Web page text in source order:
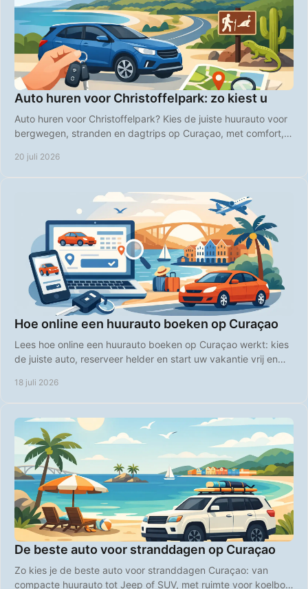
Auto huren voor Christoffelpark: zo kiest u
Auto huren voor Christoffelpark? Kies de juiste huurauto voor
bergwegen, stranden en dagtrips op Curaçao, met comfort,
20 juli 2026
Hoe online een huurauto boeken op Curaçao
Lees hoe online een huurauto boeken op Curaçao werkt: kies
de juiste auto, reserveer helder en start uw vakantie vrij en
18 juli 2026
De beste auto voor stranddagen op Curaçao
Zo kies je de beste auto voor stranddagen Curaçao: van
compacte huurauto tot Jeep of SUV, met ruimte voor koelbox,